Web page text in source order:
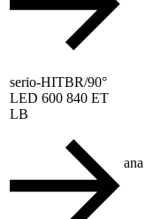
serio-HITBR/90°
LED 600 840 ET
LB
ana